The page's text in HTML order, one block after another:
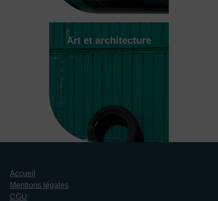
Art et architecture
Accueil
Mentions légales
CGU